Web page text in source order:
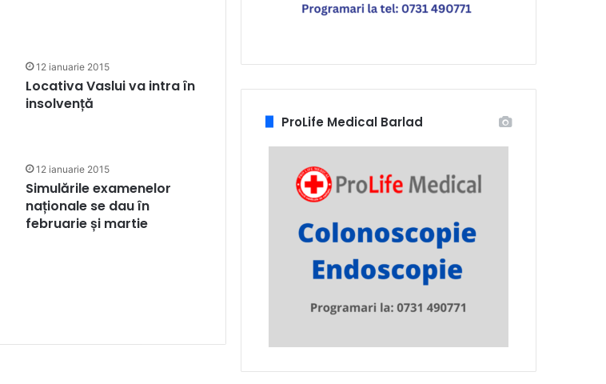
12 ianuarie 2015
Locativa Vaslui va intra în
insolvență
12 ianuarie 2015
Simulările examenelor
naționale se dau în
februarie și martie
ProLife Medical Barlad